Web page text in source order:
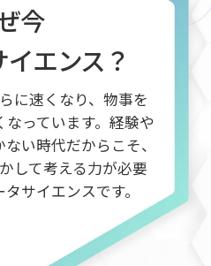
今
エンス？
に速くなり、 物事を
っています。 経験や
い時代だからこそ、
して考える力が必要
サイエンスです。